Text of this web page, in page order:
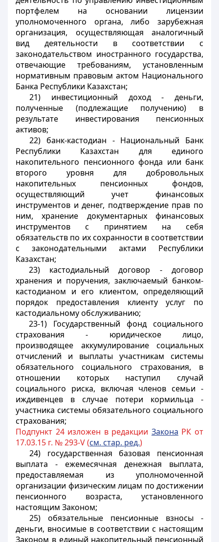
портфелем на основании лицензии
уполномоченного органа, либо зарубежная
организация, осуществляющая аналогичный
вид деятельности в соответствии с
законодательством иностранного государства,
отвечающие требованиям, установленным
нормативным правовым актом Национального
Банка Республики Казахстан;
21) инвестиционный доход - деньги,
полученные (подлежащие получению) в
результате инвестирования пенсионных
активов;
22) банк-кастодиан - Национальный Банк
Республики Казахстан для единого
накопительного пенсионного фонда или банк
второго уровня для добровольных
накопительных пенсионных фондов,
осуществляющий учет финансовых
инструментов и денег, подтверждение прав по
ним, хранение документарных финансовых
инструментов с принятием на себя
обязательств по их сохранности в соответствии
с законодательными актами Республики
Казахстан;
23) кастодиальный договор - договор
хранения и поручения, заключаемый банком-
кастодианом и его клиентом, определяющий
порядок предоставления клиенту услуг по
кастодиальному обслуживанию;
23-1) Государственный фонд социального
страхования - юридическое лицо,
производящее аккумулирование социальных
отчислений и выплаты участникам системы
обязательного социального страхования, в
отношении которых наступил случай
социального риска, включая членов семьи -
иждивенцев в случае потери кормильца -
участника системы обязательного социального
страхования;
Подпункт 24 изложен в редакции Закона РК от
17.03.15 г. № 293-V (см. стар. ред.)
24) государственная базовая пенсионная
выплата - ежемесячная денежная выплата,
предоставляемая из уполномоченной
организации физическим лицам по достижении
пенсионного возраста, установленного
настоящим Законом;
25) обязательные пенсионные взносы -
деньги, вносимые в соответствии с настоящим
Законом в единый накопительный пенсионный